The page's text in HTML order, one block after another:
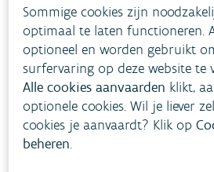
toestellen die warm water
Het water dat door de
verandert echter van
mogelijk niet meer drinkbaar
(lager dan 10 Franse graden)
Sommige cookies zijn
optimaal te laten functioneren.
optioneel en worden gebruikt
surfervaring op deze website te
Alle cookies aanvaarden klikt,
optionele cookies. Wil je liever
cookies je aanvaardt? Klik op
beheren.